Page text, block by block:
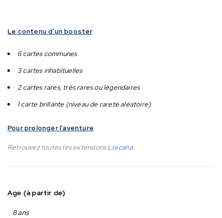
Le contenu d’un booster
6 cartes communes
3 cartes inhabituelles
2 cartes rares, très rares ou légendaires
1 carte brillante (niveau de rareté aléatoire)
Pour prolonger l’aventure
Retrouvez toutes les extensionsLorcana.
Age (à partir de)
8 ans